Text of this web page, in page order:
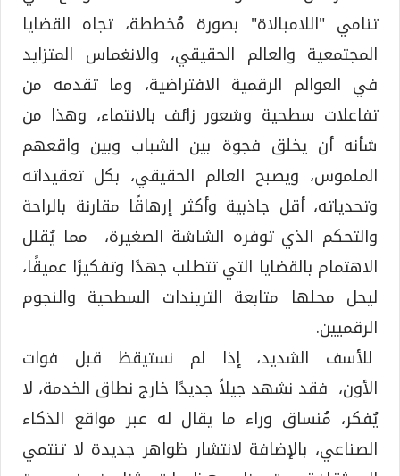
تنامي "اللامبالاة" بصورة مُخططة، تجاه القضايا
المجتمعية والعالم الحقيقي، والانغماس المتزايد
في العوالم الرقمية الافتراضية، وما تقدمه من
تفاعلات سطحية وشعور زائف بالانتماء، وهذا من
شأنه أن يخلق فجوة بين الشباب وبين واقعهم
الملموس، ويصبح العالم الحقيقي، بكل تعقيداته
وتحدياته، أقل جاذبية وأكثر إرهاقًا مقارنة بالراحة
والتحكم الذي توفره الشاشة الصغيرة، مما يُقلل
الاهتمام بالقضايا التي تتطلب جهدًا وتفكيرًا عميقًا،
ليحل محلها متابعة التريندات السطحية والنجوم
الرقميين.
للأسف الشديد، إذا لم نستيقظ قبل فوات
الأون، فقد نشهد جيلاً جديدًا خارج نطاق الخدمة، لا
يُفكر، مُنساق وراء ما يقال له عبر مواقع الذكاء
الصناعي، بالإضافة لانتشار ظواهر جديدة لا تنتمي